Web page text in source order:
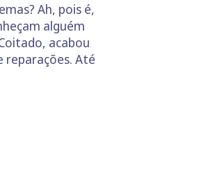
Ah, pois é,
alguém
acabou
reparações. Até